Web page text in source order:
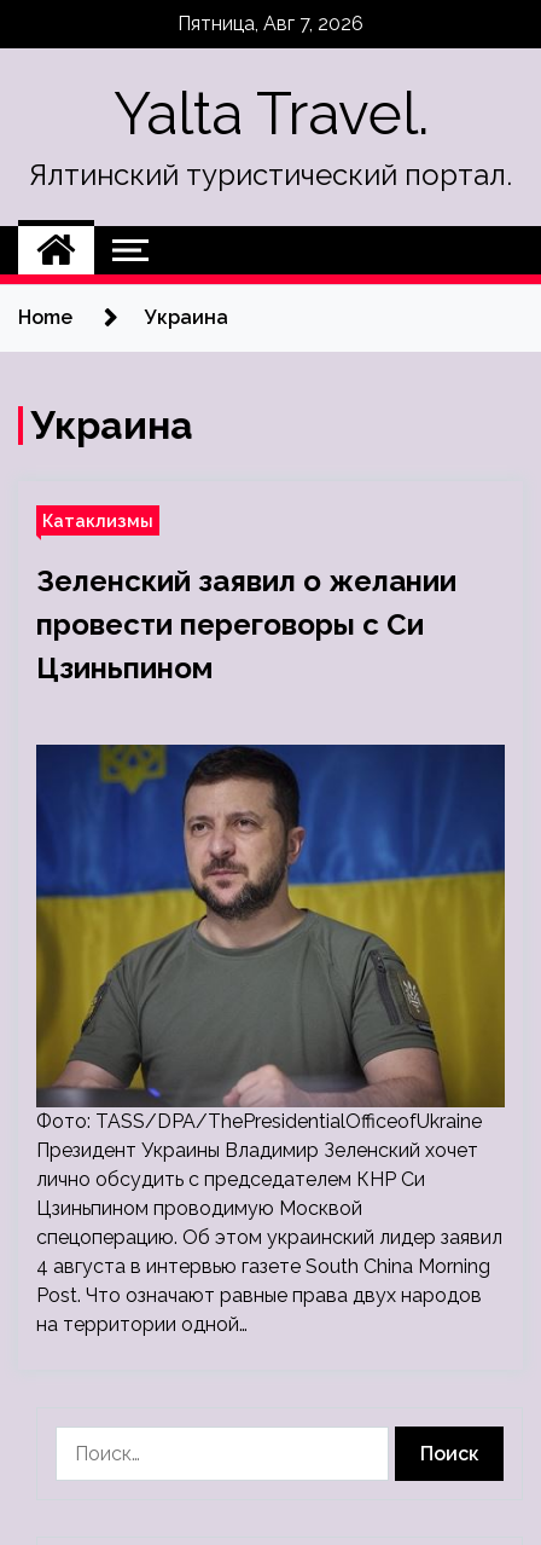
Пятница, Авг 7, 2026
Yalta Travel.
Ялтинский туристический портал.
Home Украина
Украина
Катаклизмы
Зеленский заявил о желании
провести переговоры с Си
Цзиньпином
Фото: TASS/DPA/ThePresidentialOfficeofUkraine
Президент Украины Владимир Зеленский хочет
лично обсудить с председателем КНР Си
Цзиньпином проводимую Москвой
спецоперацию. Об этом украинский лидер заявил
4 августа в интервью газете South China Morning
Post. Что означают равные права двух народов
на территории одной…